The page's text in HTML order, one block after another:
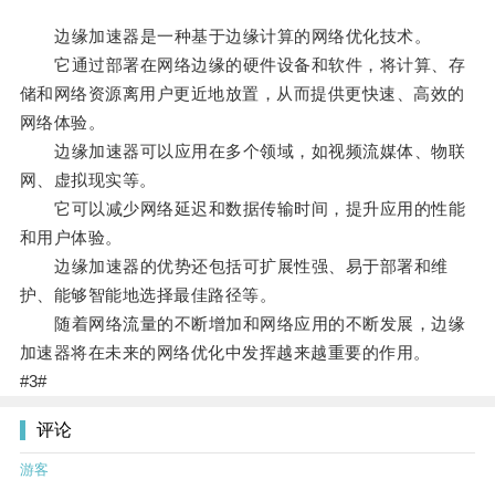
边缘加速器是一种基于边缘计算的网络优化技术。
它通过部署在网络边缘的硬件设备和软件，将计算、存
储和网络资源离用户更近地放置，从而提供更快速、高效的
网络体验。
边缘加速器可以应用在多个领域，如视频流媒体、物联
网、虚拟现实等。
它可以减少网络延迟和数据传输时间，提升应用的性能
和用户体验。
边缘加速器的优势还包括可扩展性强、易于部署和维
护、能够智能地选择最佳路径等。
随着网络流量的不断增加和网络应用的不断发展，边缘
加速器将在未来的网络优化中发挥越来越重要的作用。
#3#
评论
游客